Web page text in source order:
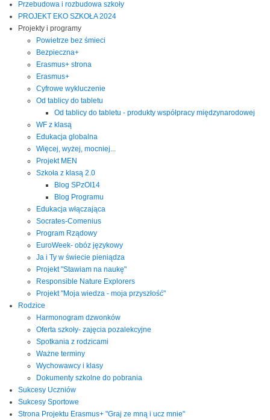
Przebudowa i rozbudowa szkoły
PROJEKT EKO SZKOŁA 2024
Projekty i programy
Powietrze bez śmieci
Bezpieczna+
Erasmus+ strona
Erasmus+
Cyfrowe wykluczenie
Od tablicy do tabletu
Od tablicy do tabletu - produkty współpracy międzynarodowej
WF z klasą
Edukacja globalna
Więcej, wyżej, mocniej...
Projekt MEN
Szkoła z klasą 2.0
Blog SPzOI14
Blog Programu
Edukacja włączająca
Socrates-Comenius
Program Rządowy
EuroWeek- obóz językowy
Ja i Ty w świecie pieniądza
Projekt "Stawiam na naukę"
Responsible Nature Explorers
Projekt "Moja wiedza - moja przyszłość"
Rodzice
Harmonogram dzwonków
Oferta szkoły- zajęcia pozalekcyjne
Spotkania z rodzicami
Ważne terminy
Wychowawcy i klasy
Dokumenty szkolne do pobrania
Sukcesy Uczniów
Sukcesy Sportowe
Strona Projektu Erasmus+ "Graj ze mną i ucz mnie"